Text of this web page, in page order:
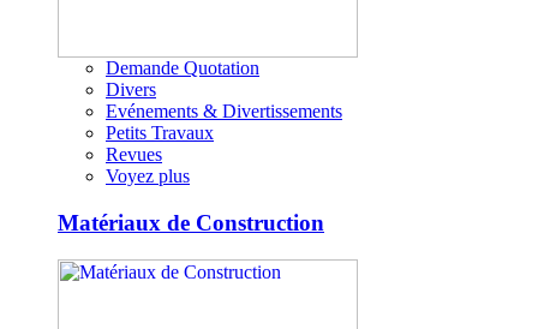
Demande Quotation
Divers
Evénements & Divertissements
Petits Travaux
Revues
Voyez plus
Matériaux de Construction